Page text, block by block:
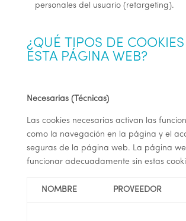
personales del usuario (retargeting).
¿QUÉ TIPOS DE
ESTA PÁGINA WEB?
Necesarias (Técnicas)
Las cookies necesarias activan las
como la navegación en la página y el
seguras de la página web. La página
funcionar adecuadamente sin estas
NOMBRE PROVEEDOR